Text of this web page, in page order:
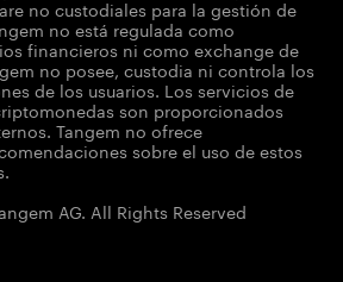
no custodiales para la gestión de
no está regulada como
financieros ni como exchange de
no posee, custodia ni controla los
de los usuarios. Los servicios de
son proporcionados
Tangem no ofrece
sobre el uso de estos